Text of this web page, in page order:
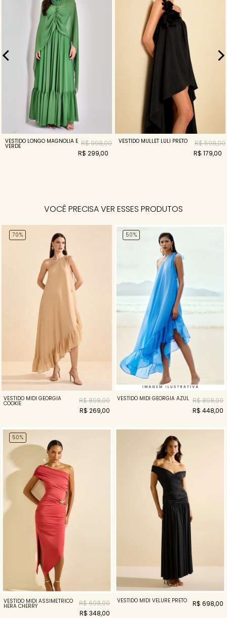
VESTIDO LONGO MAGNOLIA E
VERDE
R$ 998,00
R$ 299,00
VESTIDO MULLET LULI PRETO
R$ 598,00
R$ 179,00
VOCÊ PRECISA VER ESSES PRODUTOS
70%
VESTIDO MIDI GEORGIA
COOKIE
R$ 898,00
R$ 269,00
50%
VESTIDO MIDI GEORGIA AZUL R$ 898,00
R$ 448,00
50%
VESTIDO MIDI ASSIMÉTRICO
HERA CHERRY
R$ 698,00
R$ 348,00
VESTIDO MIDI VELURE PRETO R$ 698,00